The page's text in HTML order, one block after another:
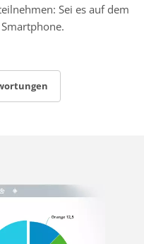
Sei es auf dem